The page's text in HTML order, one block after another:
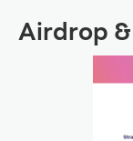
Airdrop